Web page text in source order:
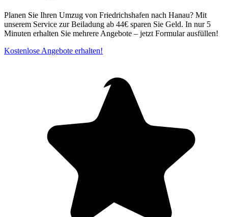
Planen Sie Ihren Umzug von Friedrichshafen nach Hanau? Mit
unserem Service zur Beiladung ab 44€ sparen Sie Geld. In nur 5
Minuten erhalten Sie mehrere Angebote – jetzt Formular ausfüllen!
Kostenlose Angebote erhalten!